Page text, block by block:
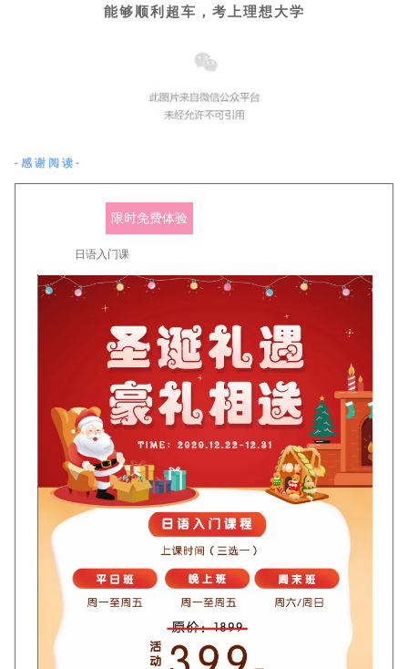
能够顺利超车，考上理想大学
-感谢阅读-
限时免费体验
日语入门课